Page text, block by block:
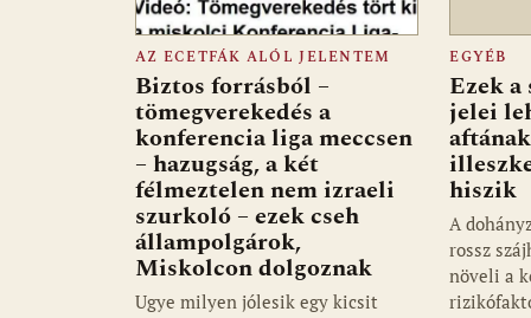
AZ ECETFÁK ALÓL JELENTEM
Biztos forrásból –
tömegverekedés a
konferencia liga meccsen
– hazugság, a két
félmeztelen nem izraeli
szurkoló – ezek cseh
állampolgárok,
Miskolcon dolgoznak
Ugye milyen jólesik egy kicsit
EGYÉB
Ezek
jelei
hiszik
A
rossz
növeli a